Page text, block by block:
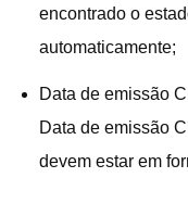
encontrado o
automaticamente;
Data de emissão
Data de emissão
devem estar em